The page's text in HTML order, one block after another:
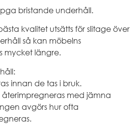
bristande underhåll.
kvalitet utsätts för slitage över
så kan möbelns
mycket längre.
innan de tas i bruk.
återimpregneras med jämna
avgörs hur ofta